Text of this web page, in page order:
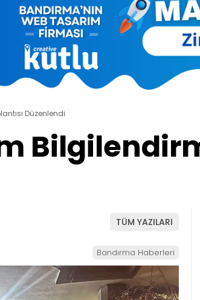
Düzenlendi
TÜM YAZILARI
Bandırma Haberleri